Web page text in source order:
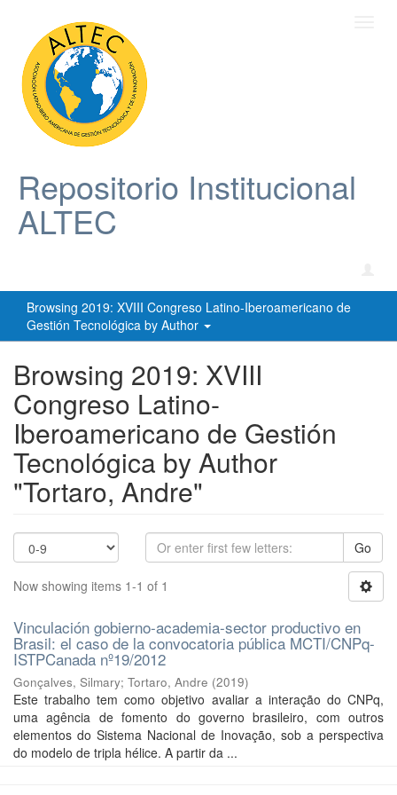
Repositorio Institucional
ALTEC
Browsing 2019: XVIII Congreso Latino-Iberoamericano de
Gestión Tecnológica by Author
Browsing 2019: XVIII
Congreso Latino-
Iberoamericano de Gestión
Tecnológica by Author
"Tortaro, Andre"
Go
Now showing items 1-1 of 1
Vinculación gobierno-academia-sector productivo en
Brasil: el caso de la convocatoria pública MCTI/CNPq-
ISTPCanada nº19/2012
Gonçalves, Silmary; Tortaro, Andre (2019)
Este trabalho tem como objetivo avaliar a interação do CNPq,
uma agência de fomento do governo brasileiro, com outros
elementos do Sistema Nacional de Inovação, sob a perspectiva
do modelo de tripla hélice. A partir da ...